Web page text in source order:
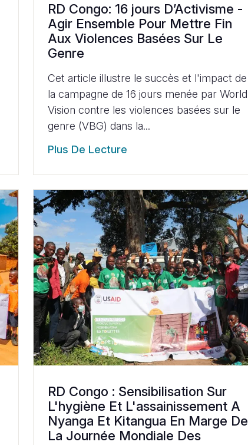
RD Congo: 16 jours D’Activisme -
Agir Ensemble Pour Mettre Fin
Aux Violences Basées Sur Le
Genre
Cet article illustre le succès et l'impact de
la campagne de 16 jours menée par World
Vision contre les violences basées sur le
genre (VBG) dans la...
Plus De Lecture
RD Congo : Sensibilisation Sur
L'hygiène Et L'assainissement A
Nyanga Et Kitangua En Marge De
La Journée Mondiale Des